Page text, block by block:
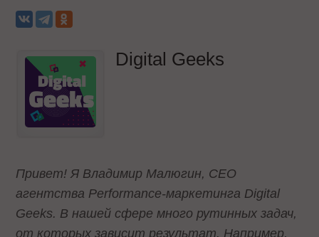
Digital Geeks
Привет! Я Владимир Малюгин, CEO
агентства Performance-маркетинга Digital
Geeks. В нашей сфере много рутинных задач,
от которых зависит результат. Например,